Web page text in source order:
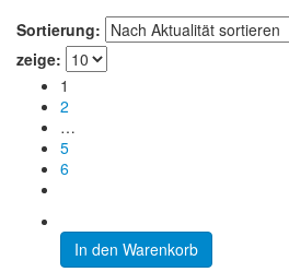
Sortierung:
zeige:
1
2
…
5
6
In den Warenkorb